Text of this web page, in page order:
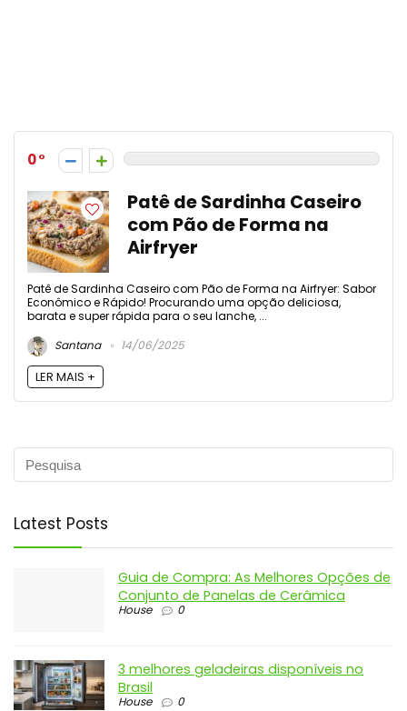
0
Patê de Sardinha Caseiro
com Pão de Forma na
Airfryer
Patê de Sardinha Caseiro com Pão de Forma na Airfryer: Sabor
Econômico e Rápido! Procurando uma opção deliciosa,
barata e super rápida para o seu lanche, ...
Santana
14/06/2025
LER MAIS +
Latest Posts
Guia de Compra: As Melhores Opções de
Conjunto de Panelas de Cerâmica
House 0
3 melhores geladeiras disponíveis no
Brasil
House 0